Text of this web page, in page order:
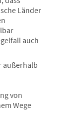
Länder
auch
außerhalb
von
Wege